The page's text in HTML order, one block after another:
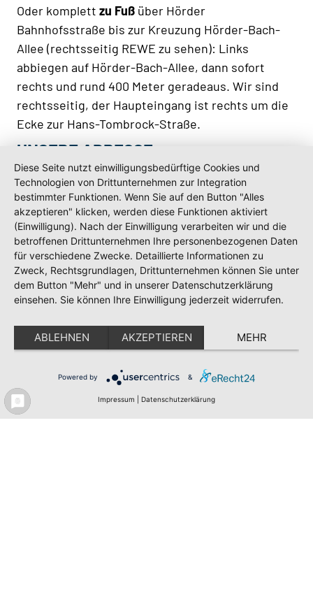
Oder komplett zu Fuß über Hörder
Bahnhofsstraße bis zur Kreuzung Hörder-Bach-
Allee (rechtsseitig REWE zu sehen): Links
abbiegen auf Hörder-Bach-Allee, dann sofort
rechts und rund 400 Meter geradeaus. Wir sind
rechtsseitig, der Haupteingang ist rechts um die
Ecke zur Hans-Tombrock-Straße.
UNSERE ADRESSE
PEAG Personal GmbH
Phoenixseestraße 21
44263 Dortmund
Job suchen
Diese Seite nutzt einwilligungsbedürftige Cookies und
Technologien von Drittunternehmen zur Integration
bestimmter Funktionen. Wenn Sie auf den Button "Alles
akzeptieren" klicken, werden diese Funktionen aktiviert
(Einwilligung). Nach der Einwilligung verarbeiten wir und die
betroffenen Drittunternehmen Ihre personenbezogenen Daten
für verschiedene Zwecke. Detaillierte Informationen zu
Zweck, Rechtsgrundlagen, Drittunternehmen können Sie unter
dem Button "Mehr" und in unserer Datenschutzerklärung
einsehen. Sie können Ihre Einwilligung jederzeit widerrufen.
ABLEHNEN AKZEPTIEREN MEHR
Powered by &
Impressum Datenschutzerklärung